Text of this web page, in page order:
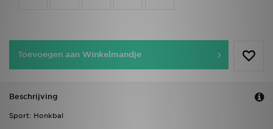
Toevoegen aan Winkelmandje
Beschrijving
Sport: Honkbal